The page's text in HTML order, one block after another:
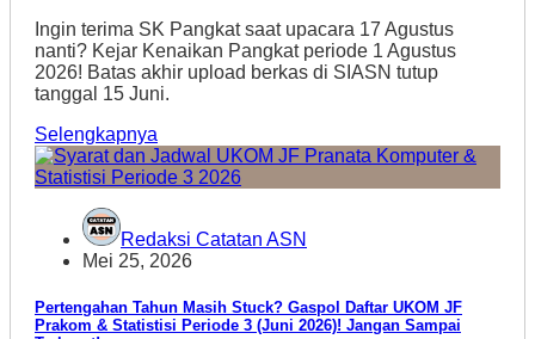
Ingin terima SK Pangkat saat upacara 17 Agustus
nanti? Kejar Kenaikan Pangkat periode 1 Agustus
2026! Batas akhir upload berkas di SIASN tutup
tanggal 15 Juni.
Selengkapnya
Redaksi Catatan ASN
Mei 25, 2026
Pertengahan Tahun Masih Stuck? Gaspol Daftar UKOM JF
Prakom & Statistisi Periode 3 (Juni 2026)! Jangan Sampai